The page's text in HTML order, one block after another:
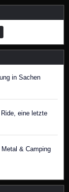
in Sachen
eine letzte
& Camping